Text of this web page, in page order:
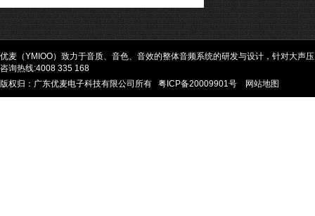
优麦（YMIOO）致力于音质、音色、音效的整体音频系统的研发与设计，针对大
咨询热线:4008 335 168
版权归：广东优麦电子科技有限公司所有 粤ICP备20009901号 网站地图